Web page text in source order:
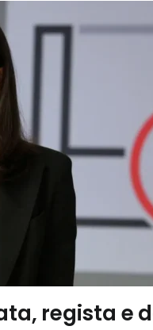
regista e